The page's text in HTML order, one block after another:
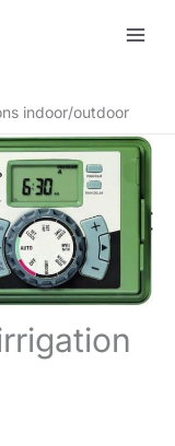
indoor/outdoor